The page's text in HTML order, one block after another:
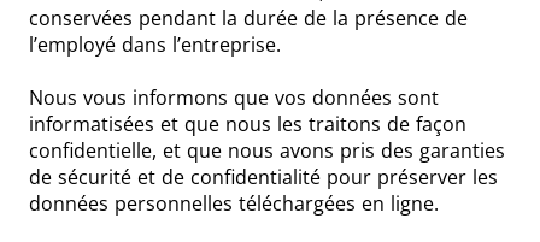
conservées pendant la durée de la présence de
l’employé dans l’entreprise.
Nous vous informons que vos données sont
informatisées et que nous les traitons de façon
confidentielle, et que nous avons pris des garanties
de sécurité et de confidentialité pour préserver les
données personnelles téléchargées en ligne.